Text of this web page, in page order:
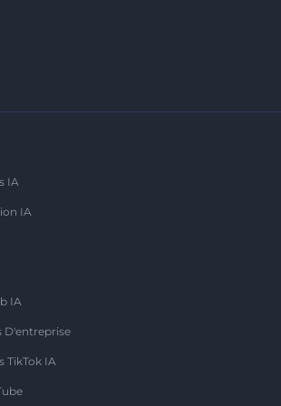
IA
IA
IA
D'entreprise
TikTok IA